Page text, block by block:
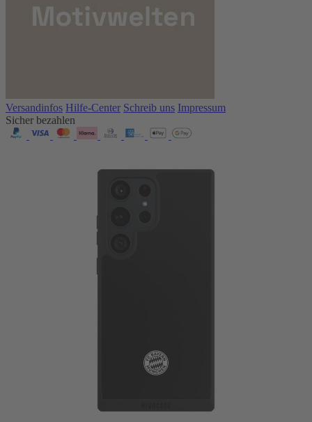
Versandinfos Hilfe-Center Schreib uns Impressum
Sicher bezahlen